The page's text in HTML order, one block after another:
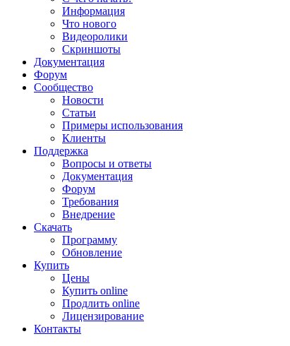
Информация
Что нового
Видеоролики
Скриншоты
Документация
Форум
Сообщество
Новости
Статьи
Примеры использования
Клиенты
Поддержка
Вопросы и ответы
Документация
Форум
Требования
Внедрение
Скачать
Программу
Обновление
Купить
Цены
Купить online
Продлить online
Лицензирование
Контакты